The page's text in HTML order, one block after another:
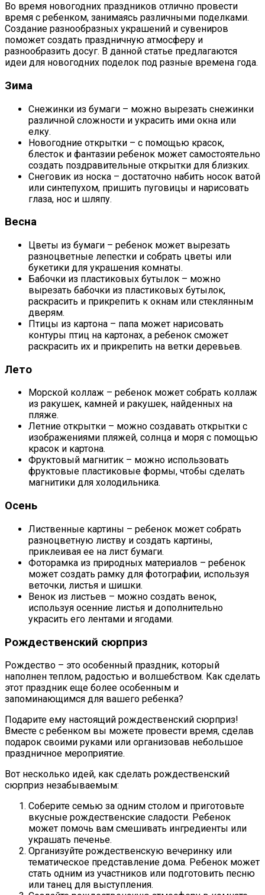
Во время новогодних праздников отлично провести
время с ребенком, занимаясь различными поделками.
Создание разнообразных украшений и сувениров
поможет создать праздничную атмосферу и
разнообразить досуг. В данной статье предлагаются
идеи для новогодних поделок под разные времена года.
Зима
Снежинки из бумаги – можно вырезать снежинки
различной сложности и украсить ими окна или
елку.
Новогодние открытки – с помощью красок,
блесток и фантазии ребенок может самостоятельно
создать поздравительные открытки для близких.
Снеговик из носка – достаточно набить носок ватой
или синтепухом, пришить пуговицы и нарисовать
глаза, нос и шляпу.
Весна
Цветы из бумаги – ребенок может вырезать
разноцветные лепестки и собрать цветы или
букетики для украшения комнаты.
Бабочки из пластиковых бутылок – можно
вырезать бабочки из пластиковых бутылок,
раскрасить и прикрепить к окнам или стеклянным
дверям.
Птицы из картона – папа может нарисовать
контуры птиц на картонах, а ребенок сможет
раскрасить их и прикрепить на ветки деревьев.
Лето
Морской коллаж – ребенок может собрать коллаж
из ракушек, камней и ракушек, найденных на
пляже.
Летние открытки – можно создавать открытки с
изображениями пляжей, солнца и моря с помощью
красок и картона.
Фруктовый магнитик – можно использовать
фруктовые пластиковые формы, чтобы сделать
магнитики для холодильника.
Осень
Лиственные картины – ребенок может собрать
разноцветную листву и создать картины,
приклеивая ее на лист бумаги.
Фоторамка из природных материалов – ребенок
может создать рамку для фотографии, используя
веточки, листья и шишки.
Венок из листьев – можно создать венок,
используя осенние листья и дополнительно
украсить его лентами и ягодами.
Рождественский сюрприз
Рождество – это особенный праздник, который
наполнен теплом, радостью и волшебством. Как сделать
этот праздник еще более особенным и
запоминающимся для вашего ребенка?
Подарите ему настоящий рождественский сюрприз!
Вместе с ребенком вы можете провести время, сделав
подарок своими руками или организовав небольшое
праздничное мероприятие.
Вот несколько идей, как сделать рождественский
сюрприз незабываемым:
Соберите семью за одним столом и приготовьте
вкусные рождественские сладости. Ребенок
может помочь вам смешивать ингредиенты или
украшать печенье.
Организуйте рождественскую вечеринку или
тематическое представление дома. Ребенок может
стать одним из участников или подготовить песню
или танец для выступления.